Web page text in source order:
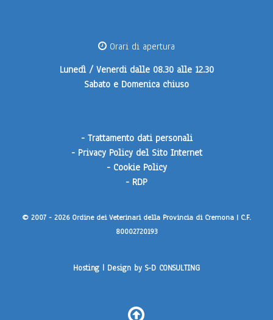
Orari di apertura
Lunedì / Venerdidalle 08.30 alle 12.30
Sabato e Domenica chiuso
- Trattamento dati personali
- Privacy Policy del Sito Internet
- Cookie Policy
- RDP
© 2007 - 2026 Ordine dei Veterinari della Provincia di Cremona | C.F.
80002720193
Hosting | Design by S-D CONSULTING